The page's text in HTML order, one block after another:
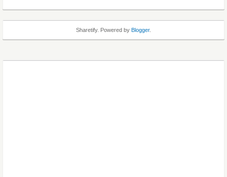
Sharetify. Powered by Blogger.